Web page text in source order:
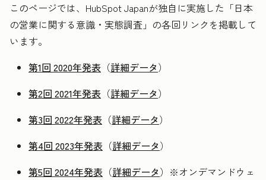
このページでは、HubSpot Japanが独自に実施した「日本
の営業に関する意識・実態調査」の各回リンクを掲載して
います。
第1回 2020年発表 （詳細データ）
第2回 2021年発表 （詳細データ）
第3回 2022年発表 （詳細データ）
第4回 2023年発表 （詳細データ）
第5回 2024年発表 （詳細データ）※オンデマンドウェ